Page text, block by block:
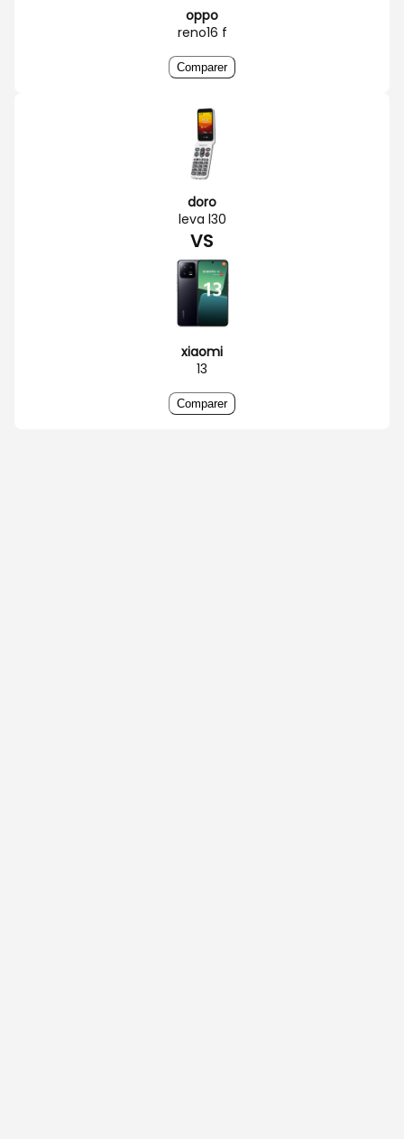
oppo
reno16 f
Comparer
doro
leva l30
VS
xiaomi
13
Comparer